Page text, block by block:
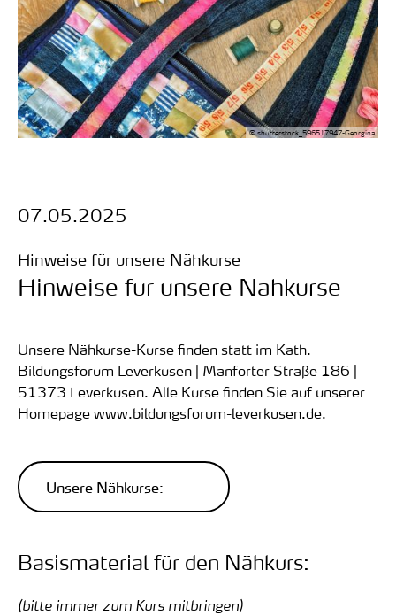
© shutterstock_596517947-Georgina
Hinweise für unsere Nähkurse:
Hinweise für unsere Nähkurse
Datum:
07.05.2025
Unsere Nähkurse-Kurse finden statt im Kath.
Bildungsforum Leverkusen | Manforter Straße 186 |
51373 Leverkusen. Alle Kurse finden Sie auf unserer
Homepage www.bildungsforum-leverkusen.de.
Unsere Nähkurse:
Basismaterial für den Nähkurs:
(bitte immer zum Kurs mitbringen)